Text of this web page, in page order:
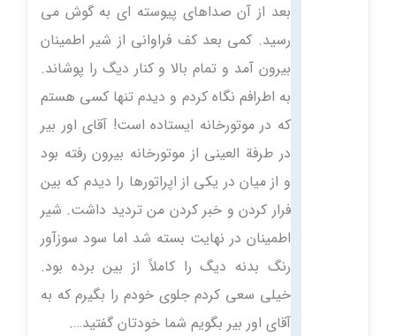
بعد از آن صداهای پیوسته ای به گوش می
رسید. کمی بعد کف فراوانی از شیر اطمینان
بیرون آمد و تمام بالا و کنار دیگ را پوشاند.
به اطرافم نگاه کردم و دیدم تنها کسی هستم
که در موتورخانه ایستاده است! آقای اور بیر
در طرفة العینی از موتورخانه بیرون رفته بود
و از میان در یکی از اپراتورها را دیدم که بین
فرار کردن و خبر کردن من تردید داشت. شیر
اطمینان در نهایت بسته شد اما سود سوزآور
رنگ بدنه دیگ را کاملاً از بین برده بود.
خیلی سعی کردم جلوی خودم را بگیرم که به
آقای اور بیر بگویم شما خودتان گفتید….